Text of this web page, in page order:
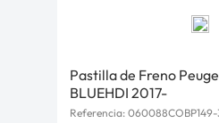
Pastilla de Freno
BLUEHDI 2017-
Referencia: